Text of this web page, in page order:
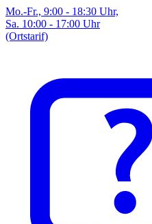
Mo.-Fr., 9:00 - 18:30 Uhr,
Sa. 10:00 - 17:00 Uhr
(Ortstarif)